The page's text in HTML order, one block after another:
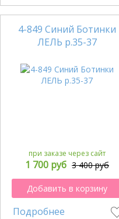
4-849 Синий Ботинки
ЛЕЛЬ р.35-37
при заказе через сайт
1 700 руб 3 400 руб
Добавить в корзину
Подробнее